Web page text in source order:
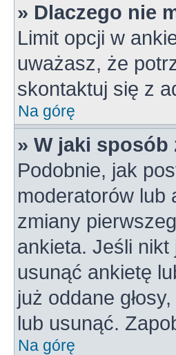
» Dlaczego nie
Limit opcji w
uważasz, że
skontaktuj się z
Na górę
» W jaki
Podobnie, jak
moderatorów lub
zmiany
ankieta. Jeśli nikt
usunąć ankietę
już oddane
lub usunąć.
Na górę